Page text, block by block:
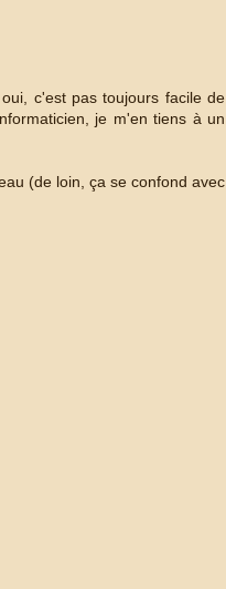
c'est pas toujours facile de
je m'en tiens à un
(de loin, ça se confond avec